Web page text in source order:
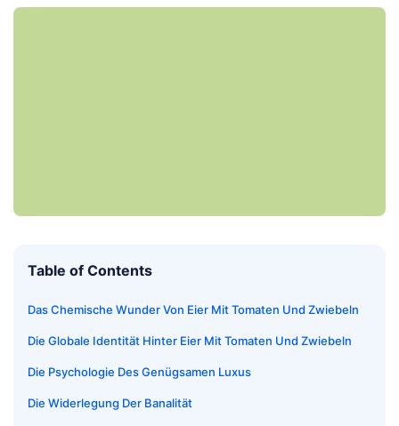
Table of Contents
Das Chemische Wunder Von Eier Mit Tomaten Und Zwiebeln
Die Globale Identität Hinter Eier Mit Tomaten Und Zwiebeln
Die Psychologie Des Genügsamen Luxus
Die Widerlegung Der Banalität